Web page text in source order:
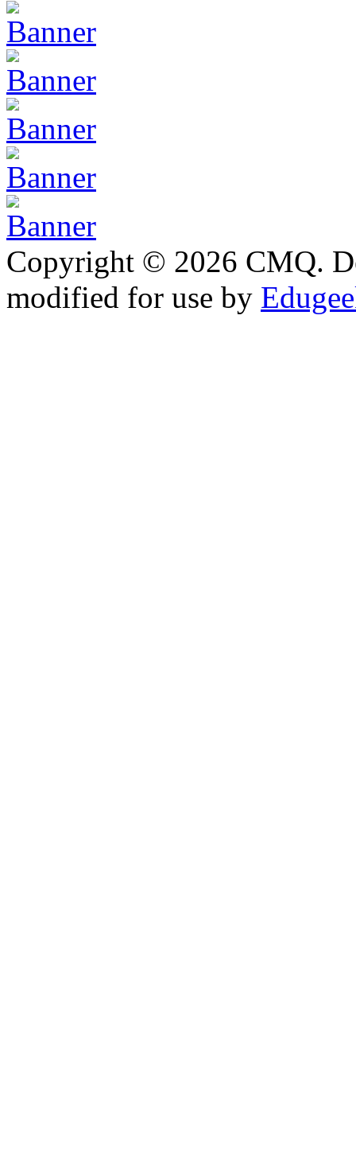
Copyright © 2026 CMQ.
modified for use by